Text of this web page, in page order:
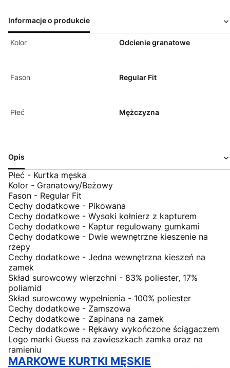
Informacje o produkcie
Kolor Odcienie granatowe
Fason Regular Fit
Płeć Mężczyzna
Opis
Płeć - Kurtka męska
Kolor - Granatowy/Beżowy
Fason - Regular Fit
Cechy dodatkowe - Pikowana
Cechy dodatkowe - Wysoki kołnierz z kapturem
Cechy dodatkowe - Kaptur regulowany gumkami
Cechy dodatkowe - Dwie wewnętrzne kieszenie na
rzepy
Cechy dodatkowe - Jedna wewnętrzna kieszeń na
zamek
Skład surowcowy wierzchni - 83% poliester, 17%
poliamid
Skład surowcowy wypełnienia - 100% poliester
Cechy dodatkowe - Zamszowa
Cechy dodatkowe - Zapinana na zamek
Cechy dodatkowe - Rękawy wykończone ściągaczem
Logo marki Guess na zawieszkach zamka oraz na
ramieniu
MARKOWE KURTKI MĘSKIE